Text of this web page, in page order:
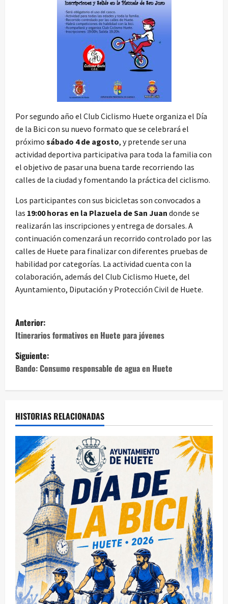
Por segundo año el Club Ciclismo Huete organiza el Día
de la Bici con su nuevo formato que se celebrará el
próximo sábado 4 de agosto, y pretende ser una
actividad deportiva participativa para toda la familia con
el objetivo de pasar una buena tarde recorriendo las
calles de la ciudad y fomentando la práctica del ciclismo.
Los participantes con sus bicicletas son convocados a
las 19:00 horas en la Plazuela de San Juan donde se
realizarán las inscripciones y entrega de dorsales. A
continuación comenzará un recorrido controlado por las
calles de Huete para finalizar con diferentes pruebas de
habilidad por categorías. La actividad cuenta con la
colaboración, además del Club Ciclismo Huete, del
Ayuntamiento, Diputación y Protección Civil de Huete.
N
a
v
a
c
i
ó
e
n
Anterior:
Itinerarios formativos en Huete para jóvenes
Siguiente:
Bando: Consumo responsable de agua en Huete
HISTORIAS RELACIONADAS